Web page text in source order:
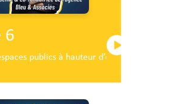
6
publics à hauteur d’enfants